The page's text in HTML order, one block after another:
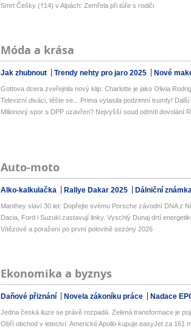
Smrt Češky (†14) v Alpách: Zemřela při túře s rodiči
Móda a krása
Jak zhubnout Trendy nehty pro jaro 2025 Nové
Gottova dcera zveřejnila nový klip: Charlotte je jako Olivia
Televizní diváci, těšte se... Prima vytasila podzimní trumfy! Další
Milionový spor s DPP uzavřen? Nejvyšší soud odmítl dovolání
Auto-moto
Alko-kalkulačka Rallye Dakar 2025 Dálniční
Manthey slaví 30 let: Dopřejte svému Porsche závodní DNA z
Dacia, Ford i Suzuki zastavují linky. Vyschlý Dunaj drtí
Vítězové a poražení po první polovině sezóny 2026
Ekonomika a byznys
Daňové přiznání Novela zákoníku práce Nadace
Jedna česká iluze se právě rozpadá. Zelená transformace je
Obří obchod v letectví. Americké Apollo kupuje easyJet za 161